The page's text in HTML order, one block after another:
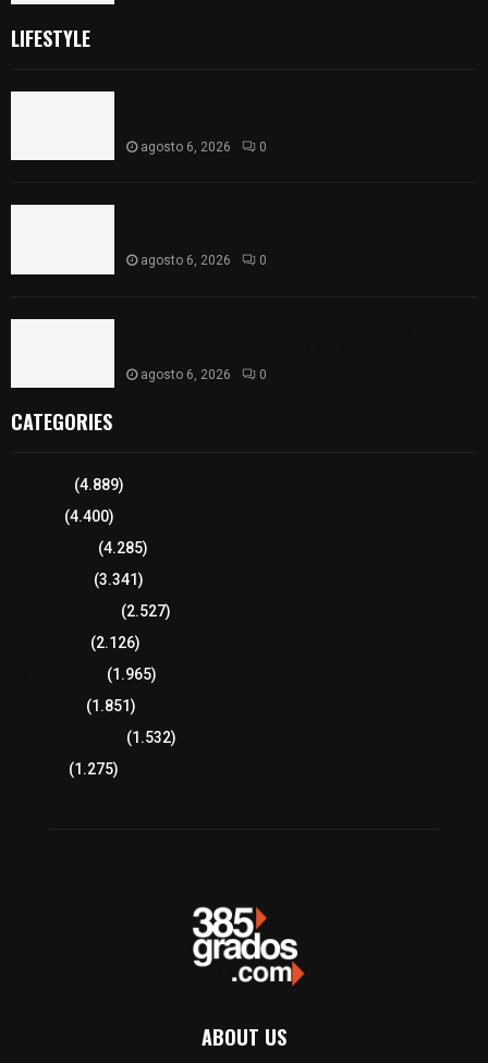
LIFESTYLE
agosto 6, 2026 0
agosto 6, 2026 0
agosto 6, 2026 0
CATEGORIES
(4.889)
(4.400)
(4.285)
(3.341)
(2.527)
(2.126)
(1.965)
(1.851)
(1.532)
(1.275)
ABOUT US